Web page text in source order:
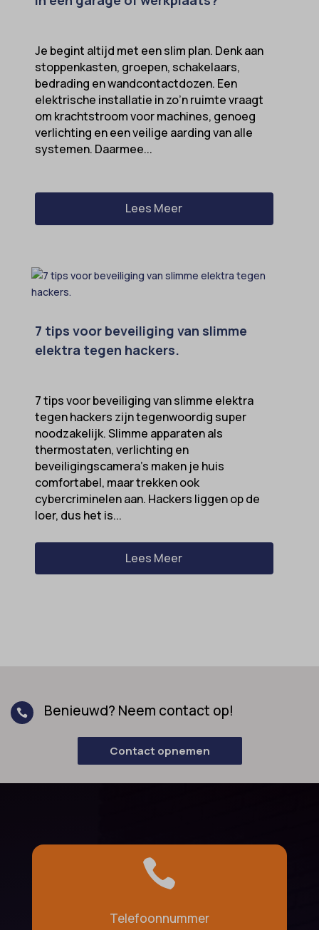
Je begint altijd met een slim plan. Denk aan
stoppenkasten, groepen, schakelaars,
bedrading en wandcontactdozen. Een
elektrische installatie in zo’n ruimte vraagt
om krachtstroom voor machines, genoeg
verlichting en een veilige aarding van alle
systemen. Daarmee...
Lees Meer
7 tips voor beveiliging van slimme
elektra tegen hackers.
7 tips voor beveiliging van slimme elektra
tegen hackers zijn tegenwoordig super
noodzakelijk. Slimme apparaten als
thermostaten, verlichting en
beveiligingscamera’s maken je huis
comfortabel, maar trekken ook
cybercriminelen aan. Hackers liggen op de
loer, dus het is...
Lees Meer
 Benieuwd? Neem contact op!
Contact opnemen

Telefoonnummer